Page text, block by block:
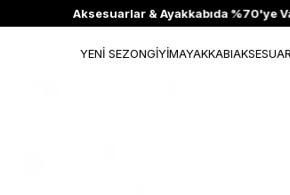
Aksesuarlar & Ayakkabıda %70'ye
YENİ SEZONGİYİMAYAKKABIAKSESUAR